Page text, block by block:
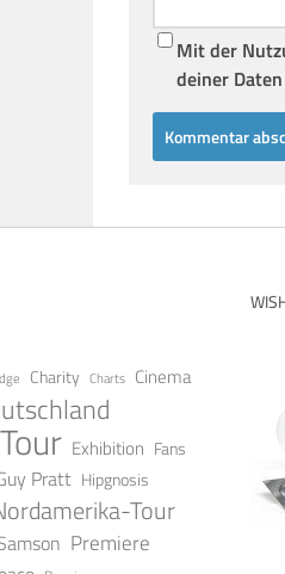
Mit der
deiner
Charity Charts Cinema
Exhibition Fans
Pratt Hipgnosis
Tour
Premiere